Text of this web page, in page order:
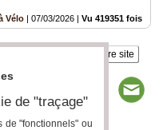
Vélo | 07/03/2026 | Vu 419351 fois
Insérez sur votre site
de "traçage"
de "fonctionnels" ou